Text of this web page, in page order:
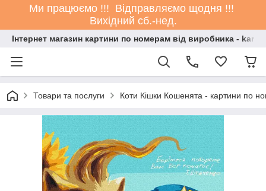
Ми працюємо !!! Відправляємо щодня !!!
Вихідний сб.-нед.
Інтернет магазин картини по номерам від виробника -
Товари та послуги Коти Кішки Кошенята - картини по